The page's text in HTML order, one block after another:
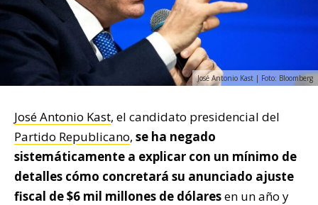
José Antonio Kast | Foto: Bloomberg
José Antonio Kast, el candidato presidencial del
Partido Republicano, se ha negado
sistemáticamente a explicar con un mínimo de
detalles cómo concretará su anunciado ajuste
fiscal de $6 mil millones de dólaresen un año y